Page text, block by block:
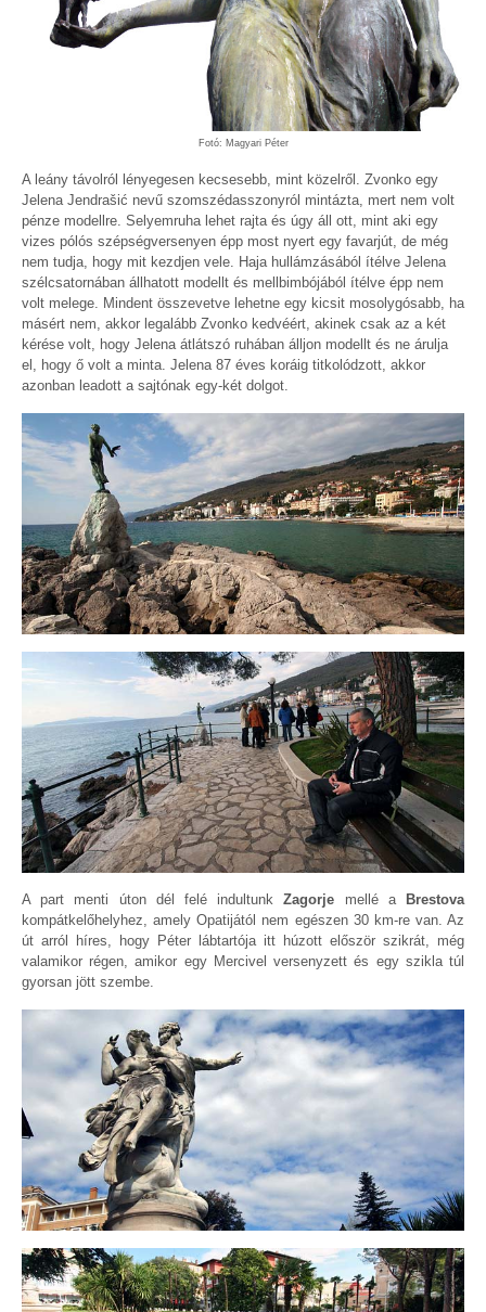
Fotó: Magyari Péter
A leány távolról lényegesen kecsesebb, mint közelről. Zvonko egy
Jelena Jendrašić nevű szomszédasszonyról mintázta, mert nem volt
pénze modellre. Selyemruha lehet rajta és úgy áll ott, mint aki egy
vizes pólós szépségversenyen épp most nyert egy favarjút, de még
nem tudja, hogy mit kezdjen vele. Haja hullámzásából ítélve Jelena
szélcsatornában állhatott modellt és mellbimbójából ítélve épp nem
volt melege. Mindent összevetve lehetne egy kicsit mosolygósabb, ha
másért nem, akkor legalább Zvonko kedvéért, akinek csak az a két
kérése volt, hogy Jelena átlátszó ruhában álljon modellt és ne árulja
el, hogy ő volt a minta. Jelena 87 éves koráig titkolódzott, akkor
azonban leadott a sajtónak egy-két dolgot.
A part menti úton dél felé indultunkZagorje mellé a
Brestova
kompátkelőhelyhez, amely Opatijától nem egészen 30 km-re van. Az
út arról híres, hogy Péter lábtartója itt húzott először szikrát, még
valamikor régen, amikor egy Mercivel versenyzett és egy szikla túl
gyorsan jött szembe.